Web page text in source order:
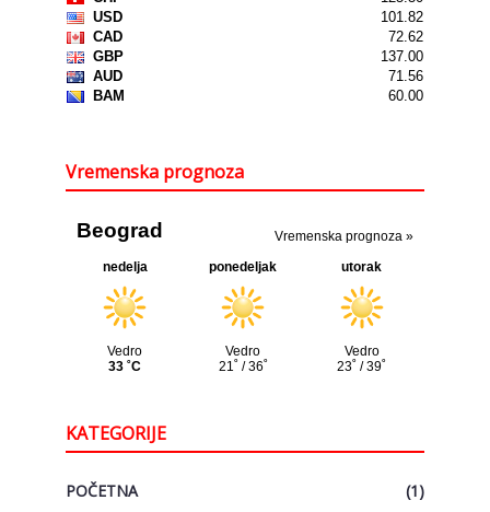
Vremenska prognoza
KATEGORIJE
POČETNA
(1)